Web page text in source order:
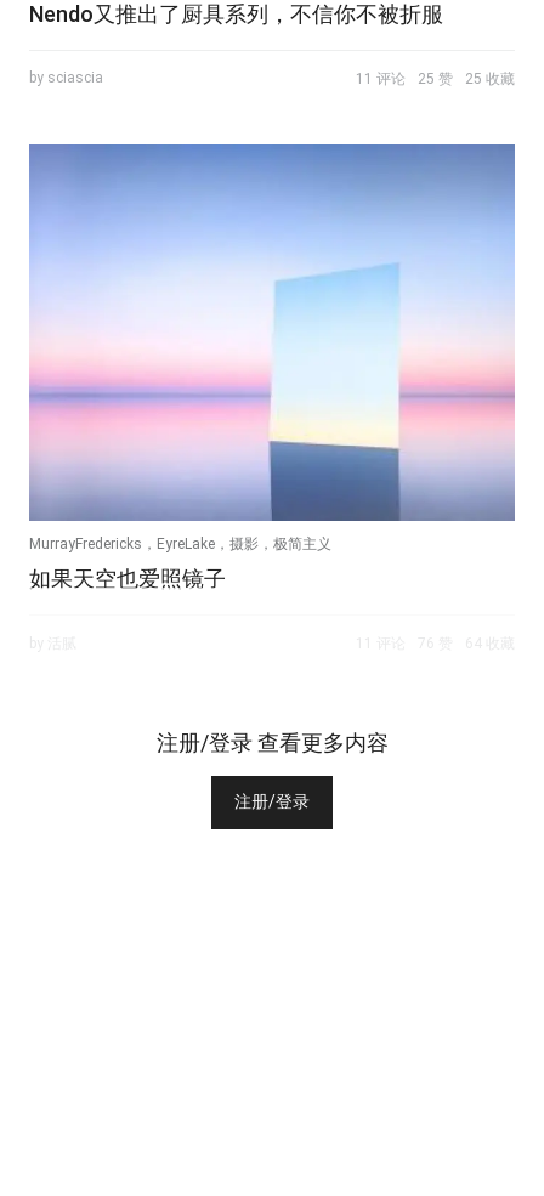
Nendo又推出了厨具系列，不信你不被折服
by sciascia 11 评论 25 赞 25 收藏
MurrayFredericks，EyreLake，摄影，极简主义
如果天空也爱照镜子
注册/登录 查看更多内容
注册/登录